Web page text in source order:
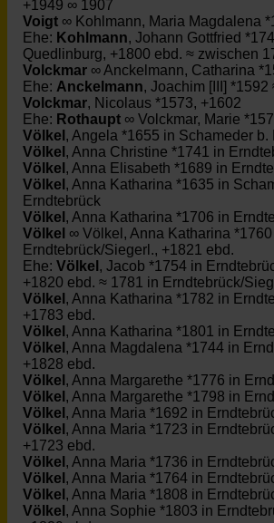
+1949 ∞ 1907
Voigt ∞ Kohlmann, Maria Magdalena
Ehe: Kohlmann, Johann Gottfried
Quedlinburg, +1800 ebd. ≈ zwischen
Volckmar ∞ Anckelmann, Catharina
Ehe: Anckelmann, Joachim [III] *1592
Volckmar, Nicolaus *1573, +1602
Ehe: Rothaupt ∞ Volckmar, Marie
Völkel , Angela *1655 in Schameder b.
Völkel , Anna Christine *1741 in
Völkel , Anna Elisabeth *1689 in
Völkel , Anna Katharina *1635 in
Erndtebrück
Völkel , Anna Katharina *1706 in
Völkel ∞ Völkel, Anna Katharina *1760
Erndtebrück/Siegerl., +1821 ebd.
Ehe: Völkel , Jacob *1754 in
+1820 ebd. ≈ 1781 in Erndtebrück/
Völkel , Anna Katharina *1782 in
+1783 ebd.
Völkel , Anna Katharina *1801 in
Völkel , Anna Magdalena *1744 in
+1828 ebd.
Völkel , Anna Margarethe *1776 in
Völkel , Anna Margarethe *1798 in
Völkel , Anna Maria *1692 in
Völkel , Anna Maria *1723 in
+1723 ebd.
Völkel , Anna Maria *1736 in
Völkel , Anna Maria *1764 in
Völkel , Anna Maria *1808 in
Völkel , Anna Sophie *1803 in